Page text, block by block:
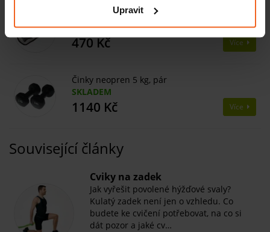
Upravit
Zátěžový pás, 3 kg
SKLADEM
470 Kč Více
Činky neopren 5 kg, pár
SKLADEM
1140 Kč Více
Související články
​Cviky na zadek
Jak vyřešit povolené hýžďové svaly?
Kulatý zadek není jen o vzhledu. Co
budete ke cvičení potřebovat, na co si
dát pozor a jaké cv…